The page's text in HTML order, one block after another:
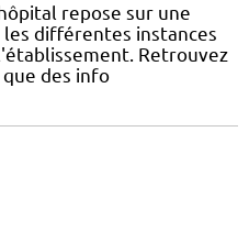
repose sur une
différentes instances
Retrouvez
des info